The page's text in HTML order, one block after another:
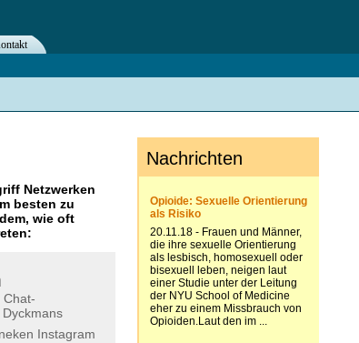
Netzwerken
besten zu
wie oft
Chat-
Dyckmans
Instagram